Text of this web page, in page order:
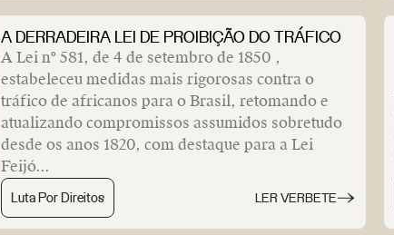
A DERRADEIRA LEI DE PROIBIÇÃO DO TRÁFICO
A Lei nº 581, de 4 de setembro de 1850 ,
estabeleceu medidas mais rigorosas contra o
tráfico de africanos para o Brasil, retomando e
atualizando compromissos assumidos sobretudo
desde os anos 1820, com destaque para a Lei
Feijó...
Luta Por Direitos LER VERBETE